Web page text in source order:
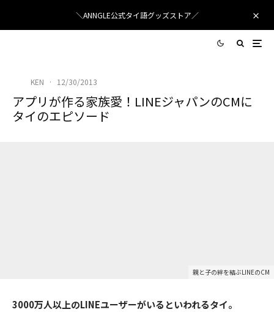
＼ANNGLE公式タイ語グッズストア／
KEN · 12/30/2013
アプリが作る家族愛！LINEジャパンのCMに
タイのエピソード
親と子の絆を結ぶLINEのCM
3000万人以上のLINEユーザーがいるといわれるタイ。